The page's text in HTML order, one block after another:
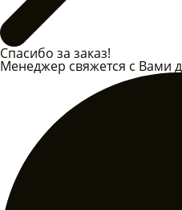
Спасибо за заказ!
Менеджер свяжется с Вами